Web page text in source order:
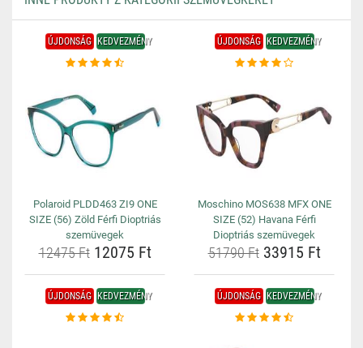
ÚJDONSÁG KEDVEZMÉNY
Polaroid PLDD463 ZI9 ONE
SIZE (56) Zöld Férfi Dioptriás
szemüvegek
12475 Ft12075 Ft
ÚJDONSÁG KEDVEZMÉNY
Moschino MOS638 MFX ONE
SIZE (52) Havana Férfi
Dioptriás szemüvegek
51790 Ft33915 Ft
ÚJDONSÁG KEDVEZMÉNY ÚJDONSÁG KEDVEZMÉNY